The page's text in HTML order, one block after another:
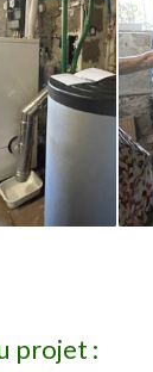
projet :